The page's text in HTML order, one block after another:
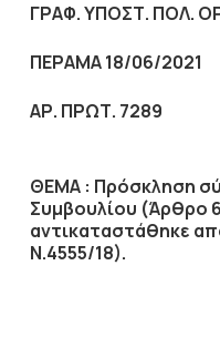
ΓΡΑΦ. ΥΠΟΣΤ. ΠΟΛ.
ΠΕΡΑΜΑ 18/06/2021
ΑΡ. ΠΡΩΤ. 7289
ΘΕΜΑ : Πρόσκληση
Συμβουλίου (Άρθρο
αντικαταστάθηκε
Ν.4555/18).